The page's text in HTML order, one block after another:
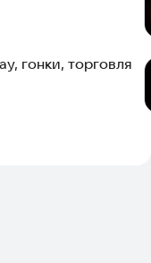
гонки, торговля